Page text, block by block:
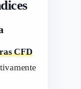
CFD